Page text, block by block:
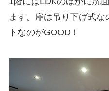
ます。扉は吊り下げ式な
トなのがGOOD！